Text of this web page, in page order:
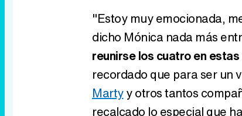
"Estoy muy emocionada,
dicho Mónica nada más
reunirse los cuatro en
recordado que para ser un
Martyy otros tantos
recalcado lo especial que